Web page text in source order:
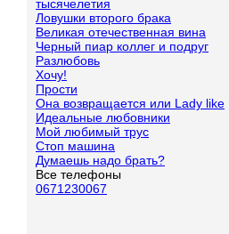
тысячелетия
Ловушки второго брака
Великая отечественная вина
Черный пиар коллег и подруг
Разлюбовь
Хочу!
Прости
Она возвращается или Lady like
Идеальные любовники
Мой любимый трус
Стоп машина
Думаешь надо брать?
Все телефоны
0671230067